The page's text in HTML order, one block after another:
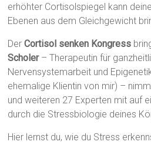
erhöhter Cortisolspiegel kann
Ebenen aus dem Gleichgewicht
DerCortisol senken Kongress
Scholer– Therapeutin für
Nervensystemarbeit und
ehemalige Klientin von mir) –
und weiteren 27 Experten mit auf
durch die Stressbiologie deines
Hier lernst du, wie du Stress